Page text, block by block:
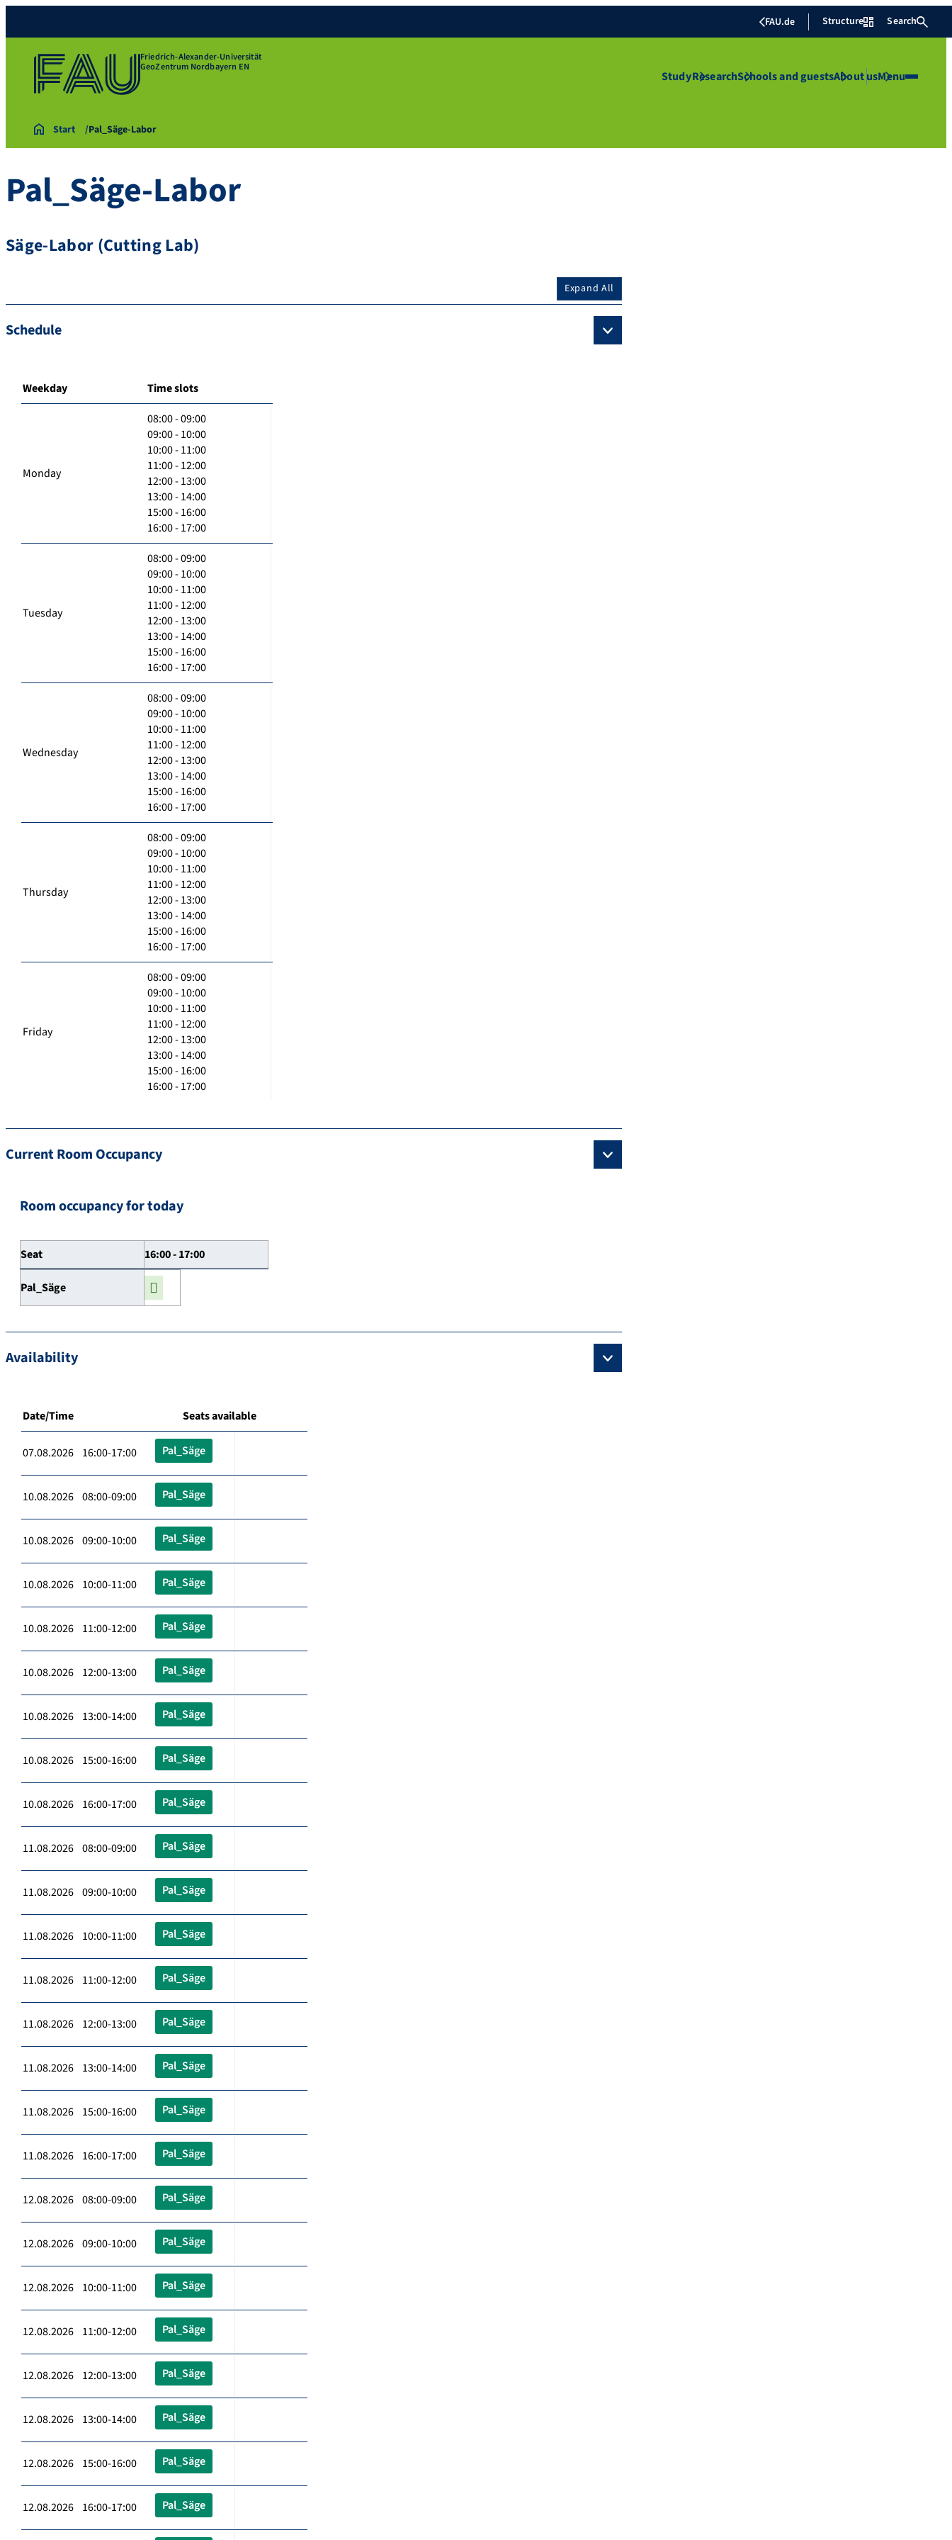
FAU.de Structure Search
Friedrich-Alexander-Universität
GeoZentrum Nordbayern EN
StudyResearchSchools and guestsAbout usMenu
Start Pal_Säge-Labor
Pal_Säge-Labor
Säge-Labor (Cutting Lab)
Expand All
Schedule
Weekday Time slots
Monday
08:00 - 09:00
09:00 - 10:00
10:00 - 11:00
11:00 - 12:00
12:00 - 13:00
13:00 - 14:00
15:00 - 16:00
16:00 - 17:00
Tuesday
08:00 - 09:00
09:00 - 10:00
10:00 - 11:00
11:00 - 12:00
12:00 - 13:00
13:00 - 14:00
15:00 - 16:00
16:00 - 17:00
Wednesday
08:00 - 09:00
09:00 - 10:00
10:00 - 11:00
11:00 - 12:00
12:00 - 13:00
13:00 - 14:00
15:00 - 16:00
16:00 - 17:00
Thursday
08:00 - 09:00
09:00 - 10:00
10:00 - 11:00
11:00 - 12:00
12:00 - 13:00
13:00 - 14:00
15:00 - 16:00
16:00 - 17:00
Friday
08:00 - 09:00
09:00 - 10:00
10:00 - 11:00
11:00 - 12:00
12:00 - 13:00
13:00 - 14:00
15:00 - 16:00
16:00 - 17:00
Current Room Occupancy
Room occupancy for today
Seat 16:00 - 17:00
Pal_Säge
Availability
Date/Time Seats available
07.08.2026 16:00-17:00 Pal_Säge
10.08.2026 08:00-09:00 Pal_Säge
10.08.2026 09:00-10:00 Pal_Säge
10.08.2026 10:00-11:00 Pal_Säge
10.08.2026 11:00-12:00 Pal_Säge
10.08.2026 12:00-13:00 Pal_Säge
10.08.2026 13:00-14:00 Pal_Säge
10.08.2026 15:00-16:00 Pal_Säge
10.08.2026 16:00-17:00 Pal_Säge
11.08.2026 08:00-09:00 Pal_Säge
11.08.2026 09:00-10:00 Pal_Säge
11.08.2026 10:00-11:00 Pal_Säge
11.08.2026 11:00-12:00 Pal_Säge
11.08.2026 12:00-13:00 Pal_Säge
11.08.2026 13:00-14:00 Pal_Säge
11.08.2026 15:00-16:00 Pal_Säge
11.08.2026 16:00-17:00 Pal_Säge
12.08.2026 08:00-09:00 Pal_Säge
12.08.2026 09:00-10:00 Pal_Säge
12.08.2026 10:00-11:00 Pal_Säge
12.08.2026 11:00-12:00 Pal_Säge
12.08.2026 12:00-13:00 Pal_Säge
12.08.2026 13:00-14:00 Pal_Säge
12.08.2026 15:00-16:00 Pal_Säge
12.08.2026 16:00-17:00 Pal_Säge